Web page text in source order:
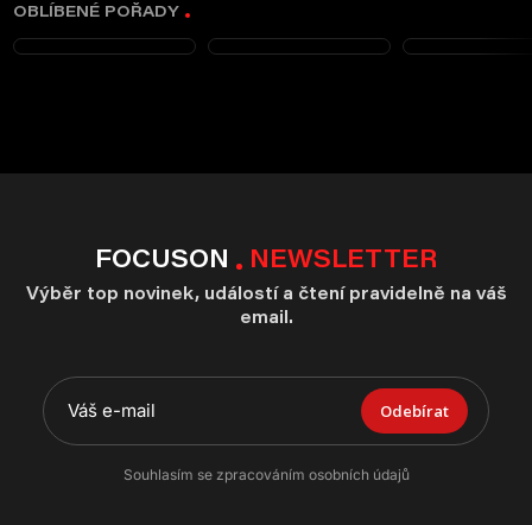
OBLÍBENÉ POŘADY
FOCUSON NEWSLETTER
Výběr top novinek, událostí a čtení pravidelně na váš
email.
Odebírat
Souhlasím se zpracováním osobních údajů